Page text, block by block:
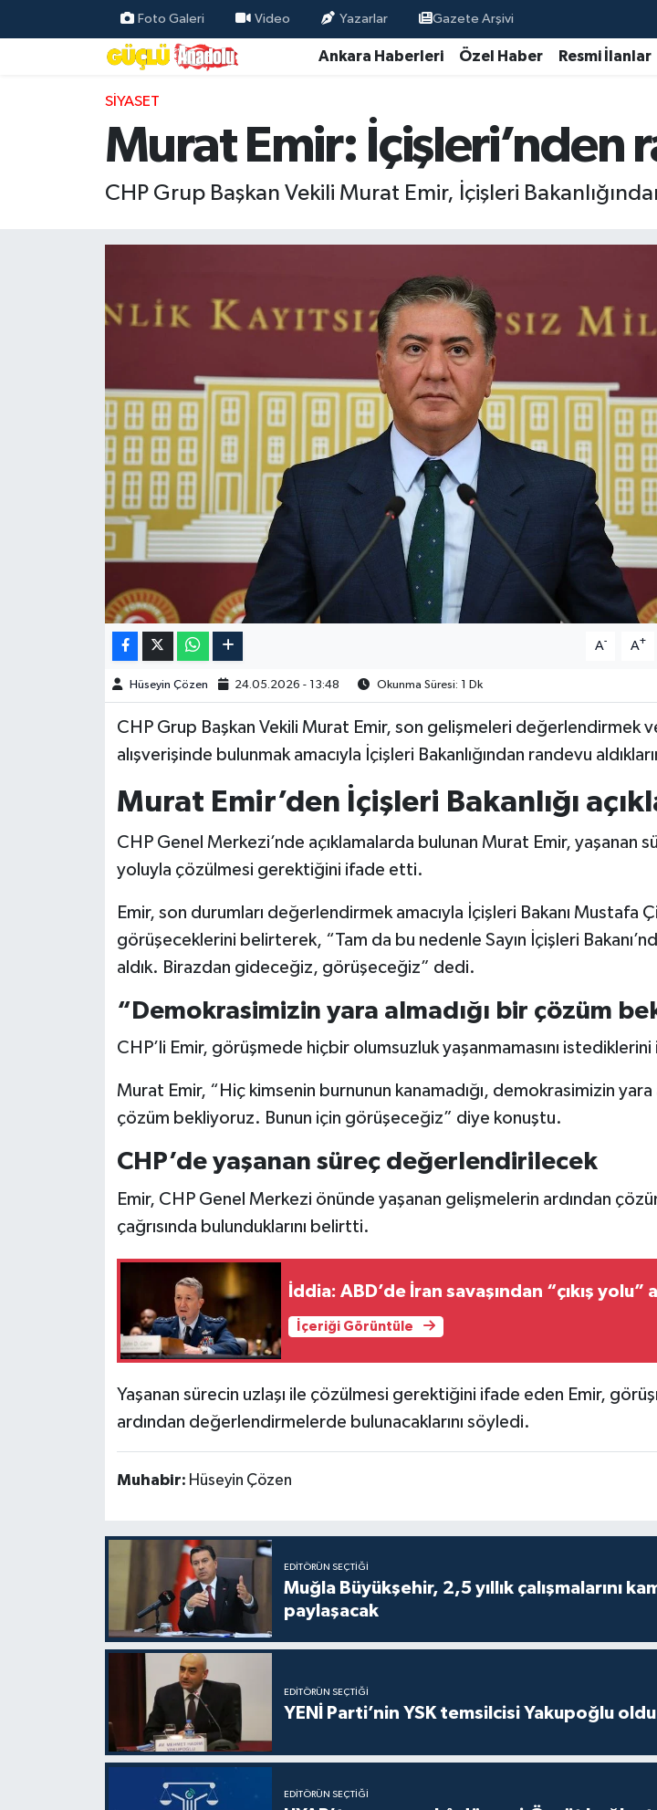
Foto Galeri Video Yazarlar Gazete Arşivi
Ankara Haberleri Özel Haber Resmi İlanlar
SIYASET
Murat Emir: İçişleri’nden
CHP Grup Başkan Vekili Murat Emir, İçişleri
A- A+
Hüseyin Çözen 24.05.2026 - 13:48 Okunma Süresi: 1 Dk
CHP Grup Başkan Vekili Murat Emir, son gelişmeleri değerlendirmek
alışverişinde bulunmak amacıyla İçişleri Bakanlığından randevu
Murat Emir’den İçişleri Bakanlığı
CHP Genel Merkezi’nde açıklamalarda bulunan Murat Emir, yaşanan
yoluyla çözülmesi gerektiğini ifade etti.
Emir, son durumları değerlendirmek amacıyla İçişleri Bakanı Mustafa
görüşeceklerini belirterek, “Tam da bu nedenle Sayın İçişleri
aldık. Birazdan gideceğiz, görüşeceğiz” dedi.
“Demokrasimizin yara almadığı bir çözüm
CHP’li Emir, görüşmede hiçbir olumsuzluk yaşanmamasını
Murat Emir, “Hiç kimsenin burnunun kanamadığı, demokrasimizin yara
çözüm bekliyoruz. Bunun için görüşeceğiz” diye konuştu.
CHP’de yaşanan süreç değerlendirilecek
Emir, CHP Genel Merkezi önünde yaşanan gelişmelerin ardından
çağrısında bulunduklarını belirtti.
İddia: ABD’de İran savaşından “çıkış yolu”
İçeriği Görüntüle
Yaşanan sürecin uzlaşı ile çözülmesi gerektiğini ifade eden Emir,
ardından değerlendirmelerde bulunacaklarını söyledi.
Muhabir: Hüseyin Çözen
EDITÖRÜN SEÇTIĞI
Muğla Büyükşehir, 2,5 yıllık çalışmalarını
paylaşacak
EDITÖRÜN SEÇTIĞI
YENİ Parti’nin YSK temsilcisi Yakupoğlu oldu
EDITÖRÜN SEÇTIĞI
Özel Haber
Resmi İlanlar
Magazin
Burç Yorumları
Hava Durumu
Kim kimdir?
Kültür Sanat
Televizyon
Yaşam-Çevre